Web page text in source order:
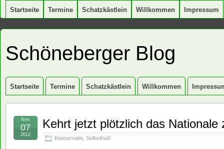
Startseite Termine Schatzkästlein Willkommen Impressum
Schöneberger Blog
Startseite Termine Schatzkästlein Willkommen
Kehrt jetzt plötzlich das Nationale
Konservativ, Selbsthaß
Nov.
07
2012